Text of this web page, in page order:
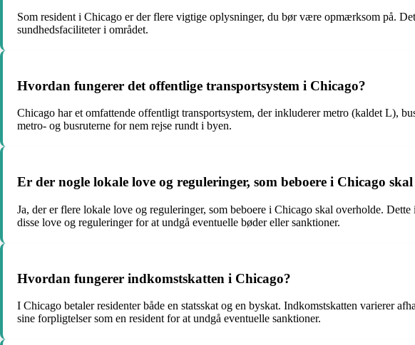
Som resident i Chicago er der flere vigtige oplysninger, du bør være opmærksom på.
sundhedsfaciliteter i området.
Hvordan fungerer det offentlige transportsystem i Chicago?
Chicago har et omfattende offentligt transportsystem, der inkluderer metro (kaldet L),
metro- og busruterne for nem rejse rundt i byen.
Er der nogle lokale love og reguleringer, som beboere i Chicago
Ja, der er flere lokale love og reguleringer, som beboere i Chicago skal overholde.
disse love og reguleringer for at undgå eventuelle bøder eller sanktioner.
Hvordan fungerer indkomstskatten i Chicago?
I Chicago betaler residenter både en statsskat og en byskat. Indkomstskatten varierer
sine forpligtelser som en resident for at undgå eventuelle sanktioner.